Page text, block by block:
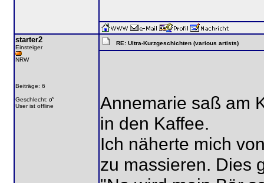
starter2
Einsteiger
NRW
Beiträge: 6
Geschlecht:
User ist offline
RE: Ultra-Kurzgeschichten (various artists)
Annemarie saß am
in den Kaffee.
Ich näherte mich
zu massieren. Dies